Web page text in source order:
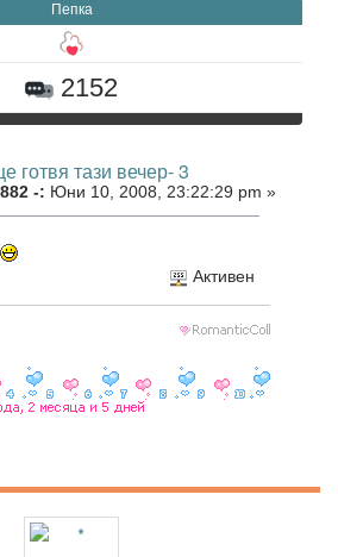
Пепка
2152
готвя тази вечер- 3
-: Юни 10, 2008, 23:22:29 pm »
Активен